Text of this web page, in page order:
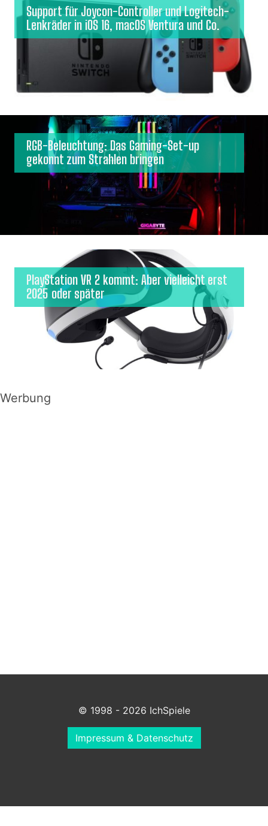
Support für Joycon-Controller und Logitech-
Lenkräder in iOS 16, macOS Ventura und Co.
RGB-Beleuchtung: Das Gaming-Set-up
gekonnt zum Strahlen bringen
PlayStation VR 2 kommt: Aber vielleicht erst
2025 oder später
Werbung
© 1998 - 2026 IchSpiele
Impressum & Datenschutz